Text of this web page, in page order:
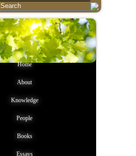
Home
About
Knowledge
People
Books
Essays